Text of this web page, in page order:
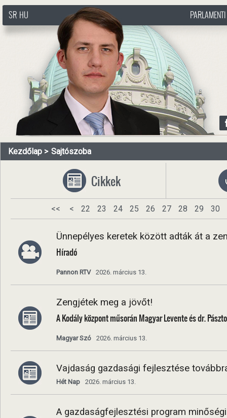
http://www.pasztorbalint.rs/hu
SR HU
Kezdőlap Sajtószoba
Cikkek
<< < 22 23 24 25 26 27 28 29 30
Ünnepélyes keretek között adták át a
Híradó
Pannon RTV 2026. március 13.
Zengjétek meg a jövőt!
A Kodály központ műsorán Magyar Levente és dr.
Magyar Szó 2026. március 13.
Vajdaság gazdasági fejlesztése
Hét Nap 2026. március 13.
A gazdaságfejlesztési program